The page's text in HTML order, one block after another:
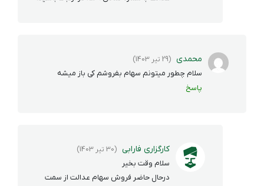
محمدی (29 تیر 1403)
سلام چطور میتونم سهام بفروشم کی باز میشه
پاسخ
کارگزاری فارابی (30 تیر 1403)
سلام وقت بخیر
درحال حاضر فروش سهام عدالت از سمت